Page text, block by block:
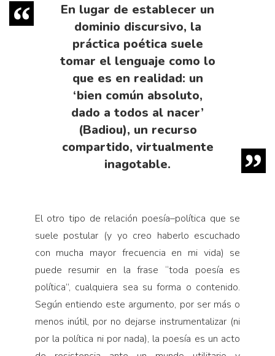
En lugar de establecer un
dominio discursivo, la
práctica poética suele
tomar el lenguaje como lo
que es en realidad: un
‘bien común absoluto,
dado a todos al nacer’
(Badiou), un recurso
compartido, virtualmente
inagotable.
El otro tipo de relación poesía–política que se
suele postular (y yo creo haberlo escuchado
con mucha mayor frecuencia en mi vida) se
puede resumir en la frase “toda poesía es
política”, cualquiera sea su forma o contenido.
Según entiendo este argumento, por ser más o
menos inútil, por no dejarse instrumentalizar (ni
por la política ni por nada), la poesía es un acto